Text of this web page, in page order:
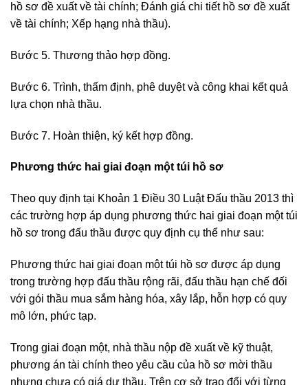
hồ sơ đề xuất về tài chính; Đánh giá chi tiết hồ sơ đề xuất
về tài chính; Xếp hạng nhà thầu).
Bước 5. Thương thảo hợp đồng.
Bước 6. Trình, thẩm định, phê duyệt và công khai kết quả
lựa chọn nhà thầu.
Bước 7. Hoàn thiện, ký kết hợp đồng.
Phương thức hai giai đoạn một túi hồ sơ
Theo quy định tại Khoản 1 Điều 30 Luật Đấu thầu 2013 thì
các trường hợp áp dụng phương thức hai giai đoạn một túi
hồ sơ trong đấu thầu được quy định cụ thể như sau:
Phương thức hai giai đoạn một túi hồ sơ được áp dụng
trong trường hợp đấu thầu rộng rãi, đấu thầu hạn chế đối
với gói thầu mua sắm hàng hóa, xây lắp, hỗn hợp có quy
mô lớn, phức tạp.
Trong giai đoạn một, nhà thầu nộp đề xuất về kỹ thuật,
phương án tài chính theo yêu cầu của hồ sơ mời thầu
nhưng chưa có giá dự thầu. Trên cơ sở trao đổi với từng